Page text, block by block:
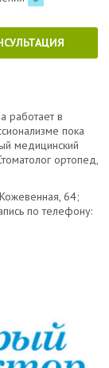
работает в
пока
медицинский
ортопед,
64;
по телефону: